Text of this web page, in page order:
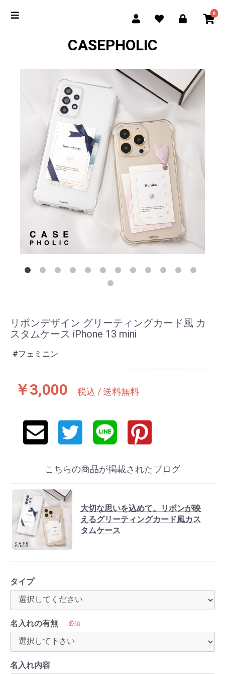
0
CASEPHOLIC
リボンデザイン グリーティングカード風 カ
スタムケース iPhone 13 mini
フェミニン
￥3,000 税込 / 送料無料
こちらの商品が掲載されたブログ
大切な思いを込めて。リボンが映
えるグリーティングカード風カス
タムケース
タイプ
名入れの有無 必須
名入れ内容